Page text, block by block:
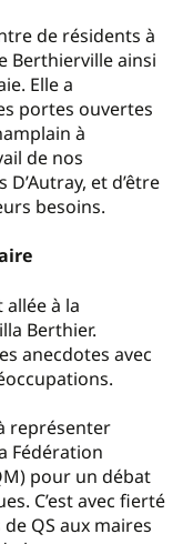
de résidents à
Berthierville ainsi
Elle a
portes ouvertes
à
de nos
et d’être
besoins.
à la
Berthier.
anecdotes avec
représenter
Fédération
pour un débat
C’est avec fierté
QS aux maires